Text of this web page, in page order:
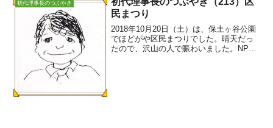
初代理事長のつぶやき
民まつり
2018年10月20日（土）は、保土ヶ谷公園
でほどがや区民まつりでした。晴天だっ
たので、沢山の人で賑わいました。NPO